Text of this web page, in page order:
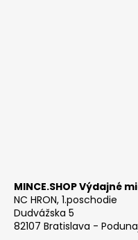
MINCE.SHOP Výdajné
NC HRON, 1.poschodie
Dudvážska 5
82107 Bratislava -